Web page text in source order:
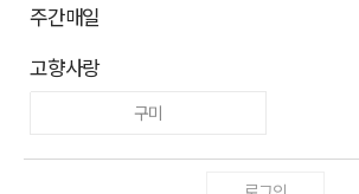
주간매일
고향사랑
구미